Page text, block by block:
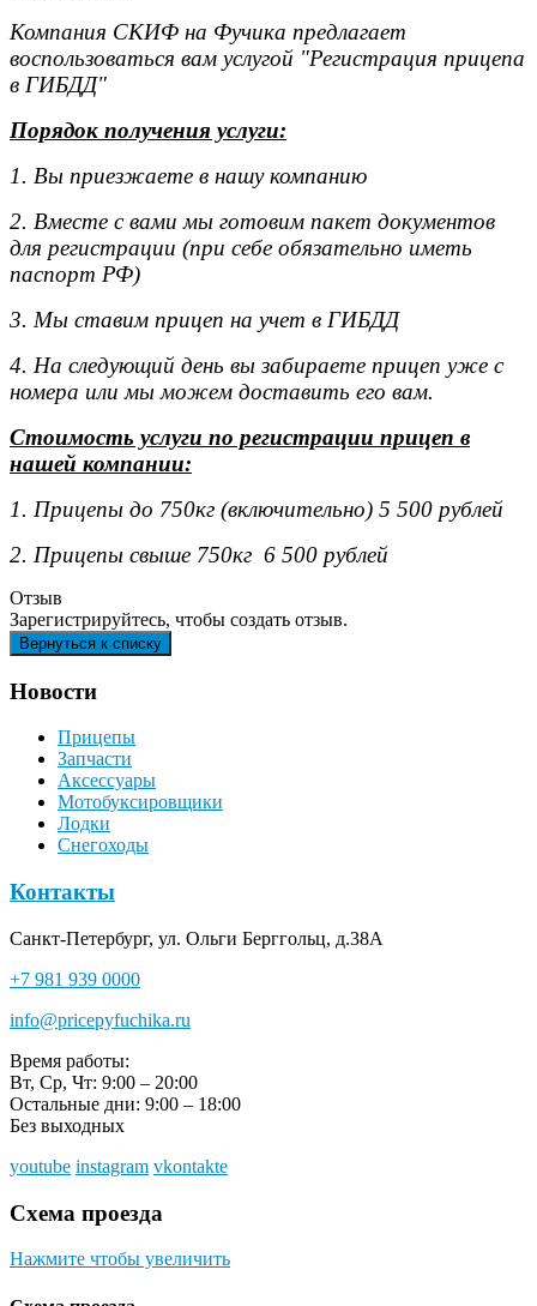
Компания СКИФ на Фучика предлагает
воспользоваться вам услугой "Регистрация прицепа
в ГИБДД"
Порядок получения услуги:
1. Вы приезжаете в нашу компанию
2. Вместе с вами мы готовим пакет документов
для регистрации (при себе обязательно иметь
паспорт РФ)
3. Мы ставим прицеп на учет в ГИБДД
4. На следующий день вы забираете прицеп уже с
номера или мы можем доставить его вам.
Стоимость услуги по регистрации прицеп в
нашей компании:
1. Прицепы до 750кг (включительно) 5 500 рублей
2. Прицепы свыше 750кг 6 500 рублей
Отзыв
Зарегистрируйтесь, чтобы создать отзыв.
Новости
Прицепы
Запчасти
Аксессуары
Мотобуксировщики
Лодки
Снегоходы
Контакты
Санкт-Петербург, ул. Ольги Берггольц, д.38А
+7 981 939 0000
info@pricepyfuchika.ru
Время работы:
Вт, Ср, Чт: 9:00 – 20:00
Остальные дни: 9:00 – 18:00
Без выходных
youtube instagram vkontakte
Схема проезда
Нажмите чтобы увеличить